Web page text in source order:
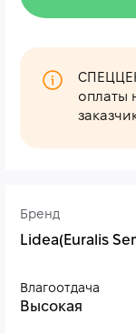
Бренд
Lidea(Euralis
Влагоотдача
Высокая
оплаты